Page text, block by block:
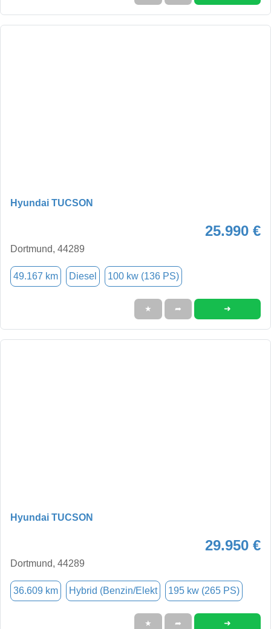
Hyundai TUCSON
25.990 €
Dortmund, 44289
49.167 km Diesel 100 kw (136 PS)
★ ➦ ➜
Hyundai TUCSON
29.950 €
Dortmund, 44289
36.609 km Hybrid (Benzin/Elekt 195 kw (265 PS)
★ ➦ ➜